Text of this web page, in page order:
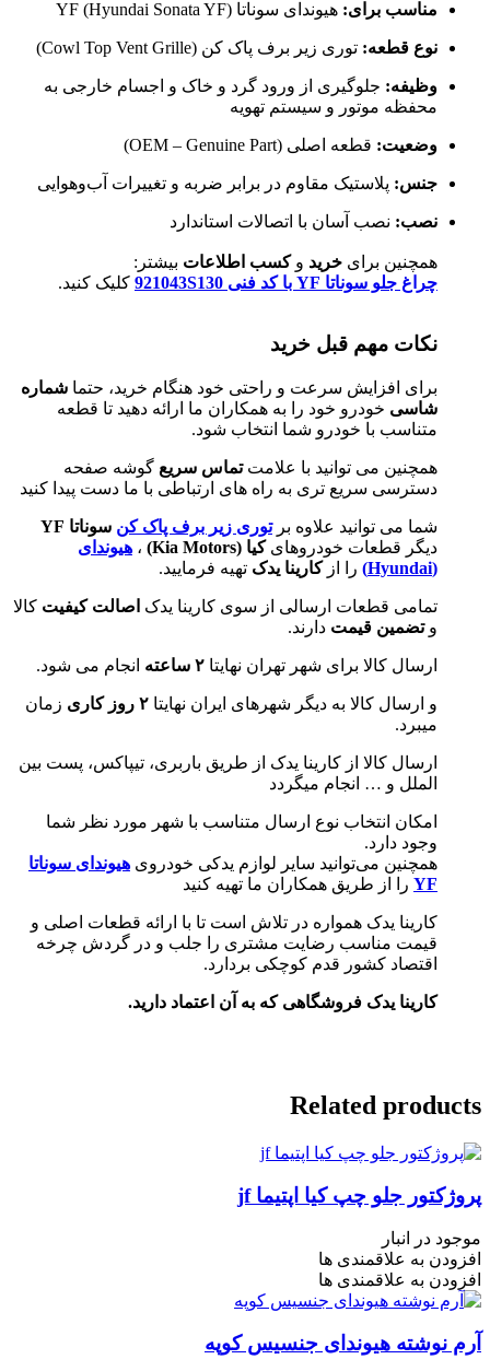
مناسب برای: هیوندای سوناتا YF (Hyundai Sonata YF)
نوع قطعه: توری زیر برف پاک کن (Cowl Top Vent Grille)
وظیفه: جلوگیری از ورود گرد و خاک و اجسام خارجی به
محفظه موتور و سیستم تهویه
وضعیت: قطعه اصلی (OEM – Genuine Part)
جنس: پلاستیک مقاوم در برابر ضربه و تغییرات آب‌وهوایی
نصب: نصب آسان با اتصالات استاندارد
همچنین برای خرید وکسب اطلاعات بیشتر:
چراغ جلو سوناتا YF با کد فنی 921043S130
کلیک کنید.
نکات مهم قبل خرید
برای افزایش سرعت و راحتی خود هنگام خرید، حتما شماره
شاسی خودرو خود را به همکاران ما ارائه دهید تا قطعه
متناسب با خودرو شما انتخاب شود.
همچنین می توانید با علامتتماس سریع گوشه صفحه
دسترسی سریع تری به راه های ارتباطی با ما دست پیدا کنید
شما می توانید علاوه برتوری زیر برف پاک کن سوناتا YF
دیگر قطعات خودروهایکیا (Kia Motors
) ، هیوندای
(
Hyundai
) را ازکارینا یدک تهیه فرمایید.
تمامی قطعات ارسالی از سوی کارینا یدک اصالت کیفیت کالا
وتضمین قیمت دارند.
ارسال کالا برای شهر تهران نهایتا ۲ ساعته انجام می شود.
و ارسال کالا به دیگر شهرهای ایران نهایتا ۲ روز کاری
زمان
میبرد.
ارسال کالا از کارینا یدک از طریق باربری، تیپاکس، پست بین
الملل و … انجام میگردد
امکان انتخاب نوع ارسال متناسب با شهر مورد نظر شما
وجود دارد.
همچنین می‌توانید سایر لوازم یدکی خودروی هیوندای سوناتا
YF را از طریق همکاران ما تهیه کنید
کارینا یدک همواره در تلاش است تا با ارائه قطعات اصلی و
قیمت مناسب رضایت مشتری را جلب و در گردش چرخه
اقتصاد کشور قدم کوچکی بردارد.
کارینا یدک فروشگاهی که به آن اعتماد دارید.
Related products
پروژکتور جلو چپ کیا اپتیما jf
موجود در انبار
افزودن به علاقمندی ها
افزودن به علاقمندی ها
آرم نوشته هیوندای جنسیس کوپه